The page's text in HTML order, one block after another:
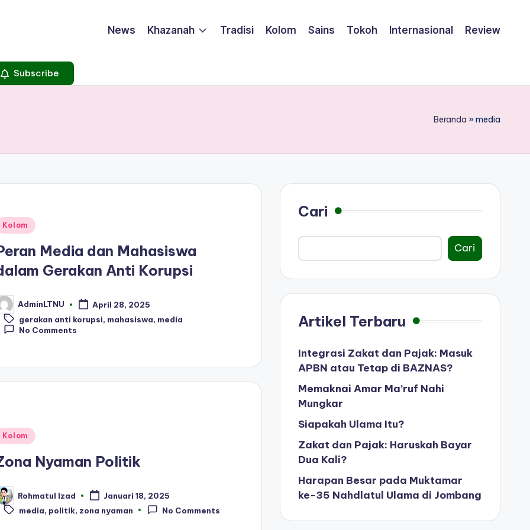
News Khazanah Tradisi Kolom Sains Tokoh Internasional Review
Subscribe
Beranda »media
Kolom
Media dan Mahasiswa
Gerakan Anti Korupsi
AdminLTNU
April 28, 2025
Tags:
gerakan anti korupsi, mahasiswa, media
No Comments
Kolom
Nyaman Politik
Rohmatul Izad Januari 18, 2025
Tags:
media, politik, zona nyaman No Comments
Cari
Cari
Artikel Terbaru
Integrasi Zakat dan Pajak: Masuk
APBN atau Tetap di BAZNAS?
Memaknai Amar Ma’ruf Nahi
Mungkar
Siapakah Ulama Itu?
Zakat dan Pajak: Haruskah Bayar
Dua Kali?
Harapan Besar pada Muktamar
ke-35 Nahdlatul Ulama di Jombang